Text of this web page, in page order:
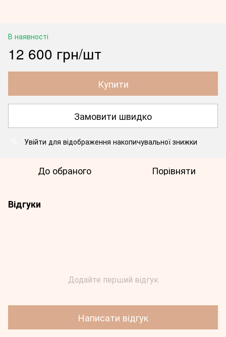
В наявності
12 600 грн/шт
Купити
Замовити швидко
Увійти для відображення накопичувальної знижки
До обраного Порівняти
Відгуки
Додайте перший відгук
Написати відгук